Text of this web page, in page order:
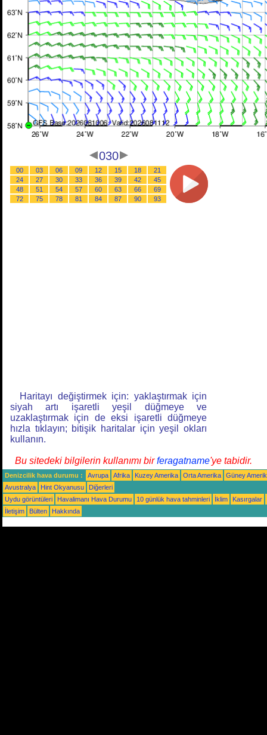
030
00 03 06 09 12 15 18
21
24
27 30 33 36 39 42
45
48
51 54 57 60 63 66
69
72
75 78 81 84 87 90 93
Haritayı değiştirmek için: yaklaştırmak için
siyah artı işaretli yeşil düğmeye ve
uzaklaştırmak için de eksi işaretli düğmeye
hızla tıklayın; bitişik haritalar için yeşil okları
kullanın.
Bu sitedeki bilgilerin kullanımı birferagatname'ye tabidir.
Denizcilik hava durumu : Avrupa Afrika Kuzey Amerika Orta Amerika
Güney
Avustralya
Hint Okyanusu
Diğerleri
Uydu görüntüleri
Havalimanı Hava Durumu 10 günlük hava tahminleri İklim
Kasırgalar
İletişim
Bülten Hakkında